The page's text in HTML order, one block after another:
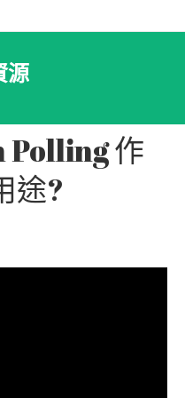
源
Polling 作
途?